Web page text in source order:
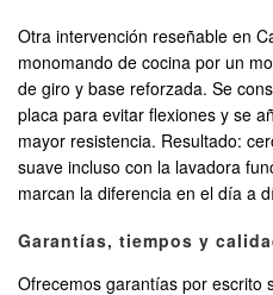
Otra intervención reseñable en
monomando de cocina por un
de giro y base reforzada. Se
placa para evitar flexiones y se
mayor resistencia. Resultado:
suave incluso con la lavadora
marcan la diferencia en el día a
Garantías, tiempos y
Ofrecemos garantías por escrito